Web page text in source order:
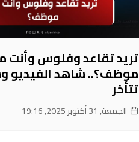
تريد تقاعد وفلوس وأنت
موظف؟.. شاهد الفيديو
تتأخر
الجمعة, 31 أكتوبر 2025, 19:16